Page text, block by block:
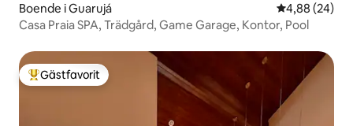
Boende i Guarujá 4,88 av 5 i
4,88 (24)
Casa Praia SPA, Trädgård, Game Garage, Kontor, Pool
Populär gästfavorit
Gästfavorit